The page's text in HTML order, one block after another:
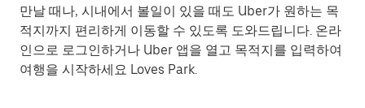
만날 때나, 시내에서 볼일이 있을 때도 Uber가 원하는 목
적지까지 편리하게 이동할 수 있도록 도와드립니다. 온라
인으로 로그인하거나 Uber 앱을 열고 목적지를 입력하여
여행을 시작하세요 Loves Park.